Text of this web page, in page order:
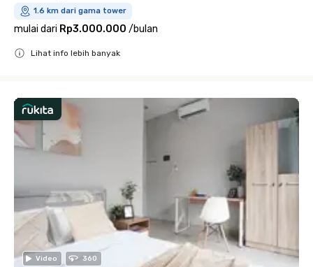
1.6 km dari gama tower
mulai dari Rp3.000.000 /bulan
Lihat info lebih banyak
Video 360